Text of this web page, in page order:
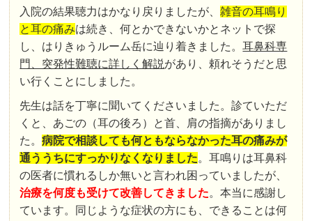
入院の結果聴力はかなり戻りましたが、雑音の耳鳴り
と耳の痛みは続き、何とかできないかとネットで探
し、はりきゅうルーム岳に辿り着きました。耳鼻科専
門、突発性難聴に詳しく解説があり、頼れそうだと思
い行くことにしました。
先生は話を丁寧に聞いてくださいました。診ていただ
くと、あごの（耳の後ろ）と首、肩の指摘がありまし
た。病院で相談しても何ともならなかった耳の痛みが
通ううちにすっかりなくなりました。耳鳴りは耳鼻科
の医者に慣れるしか無いと言われ困っていましたが、
治療を何度も受けて改善してきました。本当に感謝し
ています。同じような症状の方にも、できることは何